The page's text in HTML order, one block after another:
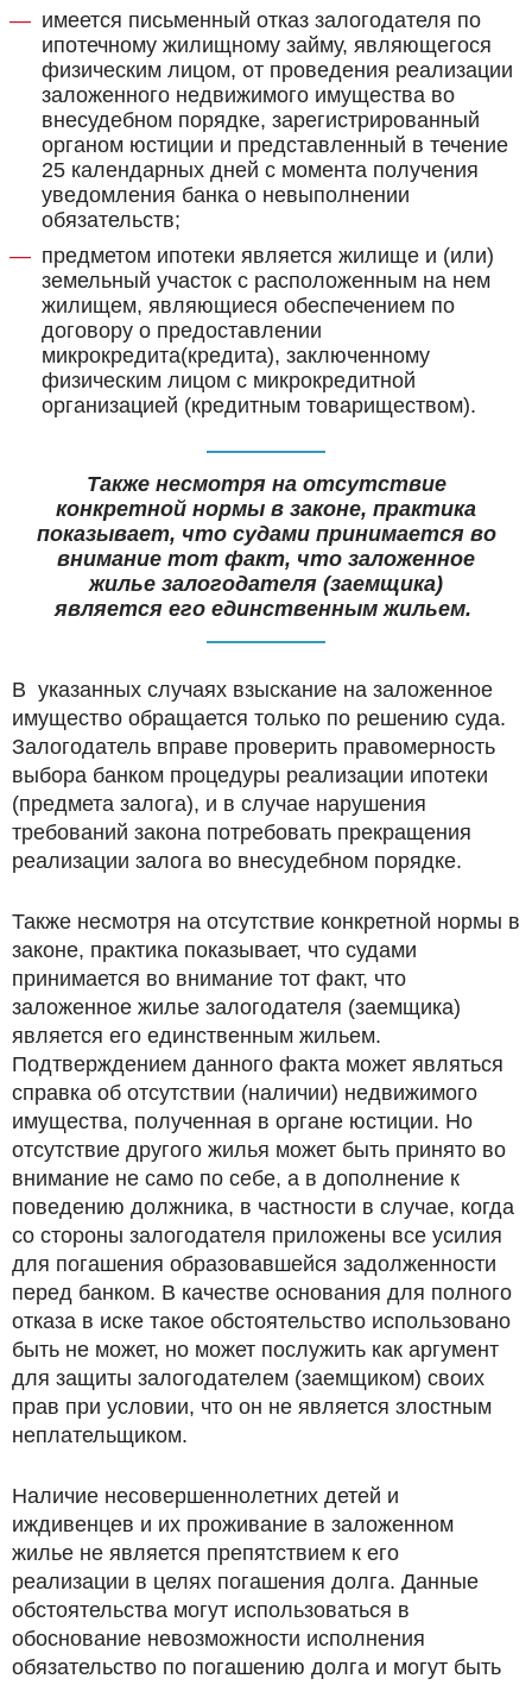
имеется письменный отказ залогодателя по
ипотечному жилищному займу, являющегося
физическим лицом, от проведения реализации
заложенного недвижимого имущества во
внесудебном порядке, зарегистрированный
органом юстиции и представленный в течение
25 календарных дней с момента получения
уведомления банка о невыполнении
обязательств;
предметом ипотеки является жилище и (или)
земельный участок с расположенным на нем
жилищем, являющиеся обеспечением по
договору о предоставлении
микрокредита(кредита), заключенному
физическим лицом с микрокредитной
организацией (кредитным товариществом).
Также несмотря на отсутствие
конкретной нормы в законе, практика
показывает, что судами принимается во
внимание тот факт, что заложенное
жилье залогодателя (заемщика)
является его единственным жильем.
В указанных случаях взыскание на заложенное
имущество обращается только по решению суда.
Залогодатель вправе проверить правомерность
выбора банком процедуры реализации ипотеки
(предмета залога), и в случае нарушения
требований закона потребовать прекращения
реализации залога во внесудебном порядке.
Также несмотря на отсутствие конкретной нормы в
законе, практика показывает, что судами
принимается во внимание тот факт, что
заложенное жилье залогодателя (заемщика)
является его единственным жильем.
Подтверждением данного факта может являться
справка об отсутствии (наличии) недвижимого
имущества, полученная в органе юстиции. Но
отсутствие другого жилья может быть принято во
внимание не само по себе, а в дополнение к
поведению должника, в частности в случае, когда
со стороны залогодателя приложены все усилия
для погашения образовавшейся задолженности
перед банком. В качестве основания для полного
отказа в иске такое обстоятельство использовано
быть не может, но может послужить как аргумент
для защиты залогодателем (заемщиком) своих
прав при условии, что он не является злостным
неплательщиком.
Наличие несовершеннолетних детей и
иждивенцев и их проживание в заложенном
жилье не является препятствием к его
реализации в целях погашения долга. Данные
обстоятельства могут использоваться в
обоснование невозможности исполнения
обязательство по погашению долга и могут быть